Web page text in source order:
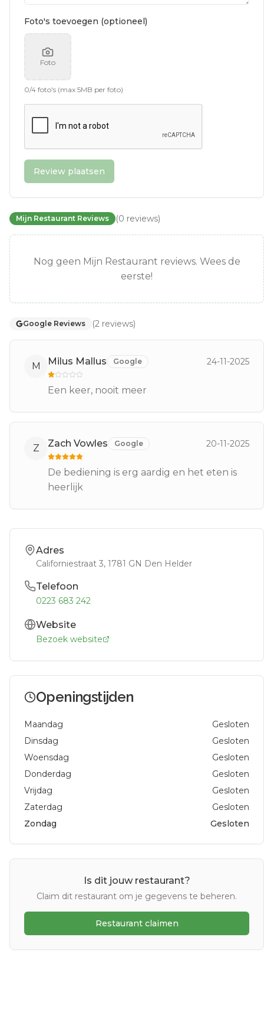
Foto's toevoegen (optioneel)
Foto
0/4 foto's (max 5MB per foto)
Review plaatsen
Mijn Restaurant Reviews (0 reviews)
Nog geen Mijn Restaurant reviews. Wees de
eerste!
Google Reviews (2 reviews)
M Milus Mallus Google 24-11-2025
Een keer, nooit meer
Z Zach Vowles Google 20-11-2025
De bediening is erg aardig en het eten is
heerlijk
Adres
Californiestraat 3, 1781 GN Den Helder
Telefoon
0223 683 242
Website
Bezoek website
Openingstijden
Maandag
Gesloten
Dinsdag
Gesloten
Woensdag
Gesloten
Donderdag
Gesloten
Vrijdag
Gesloten
Zaterdag
Gesloten
Zondag
Gesloten
Is dit jouw restaurant?
Claim dit restaurant om je gegevens te beheren.
Restaurant claimen